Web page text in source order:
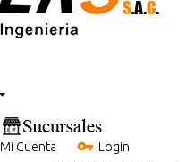
Mi Cuenta Login